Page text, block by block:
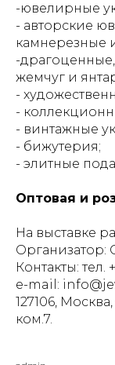
-ювелирные
- авторские
камнерезные
-
жемчуг и
-
-
- винтажные
- бижутерия;
- элитные
Оптовая и
На выставке
Контакты: тел.
e-mail:
127106,
ком.7.